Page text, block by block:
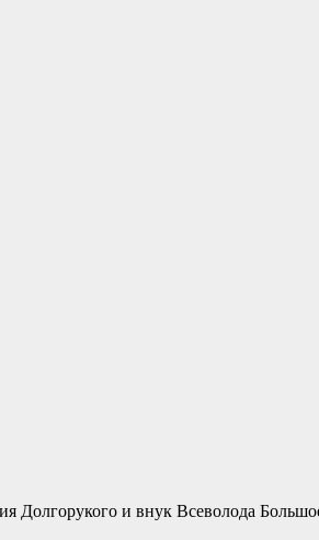
Долгорукого и внук Всеволода